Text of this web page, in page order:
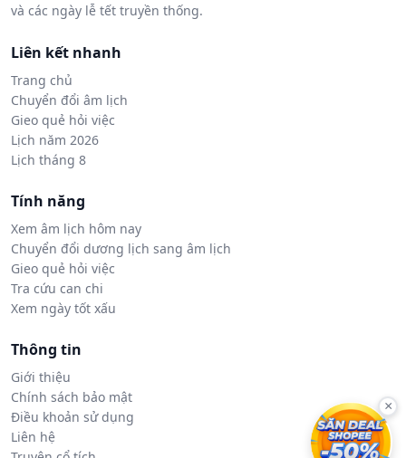
và các ngày lễ tết truyền thống.
Liên kết nhanh
Trang chủ
Chuyển đổi âm lịch
Gieo quẻ hỏi việc
Lịch năm 2026
Lịch tháng 8
Tính năng
Xem âm lịch hôm nay
Chuyển đổi dương lịch sang âm lịch
Gieo quẻ hỏi việc
Tra cứu can chi
Xem ngày tốt xấu
Thông tin
Giới thiệu
Chính sách bảo mật
Điều khoản sử dụng
Liên hệ
×